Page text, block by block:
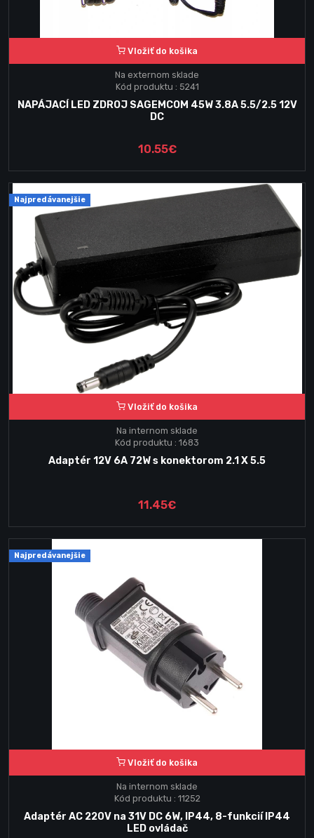
Vložiť do košika
Na externom sklade
Kód produktu : 5241
NAPÁJACÍ LED ZDROJ SAGEMCOM 45W 3.8A 5.5/2.5 12V
DC
10.55€
Najpredávanejšie
Vložiť do košika
Na internom sklade
Kód produktu : 1683
Adaptér 12V 6A 72W s konektorom 2.1 X 5.5
11.45€
Najpredávanejšie
Vložiť do košika
Na internom sklade
Kód produktu : 11252
Adaptér AC 220V na 31V DC 6W, IP44, 8-funkcií IP44
LED ovládač